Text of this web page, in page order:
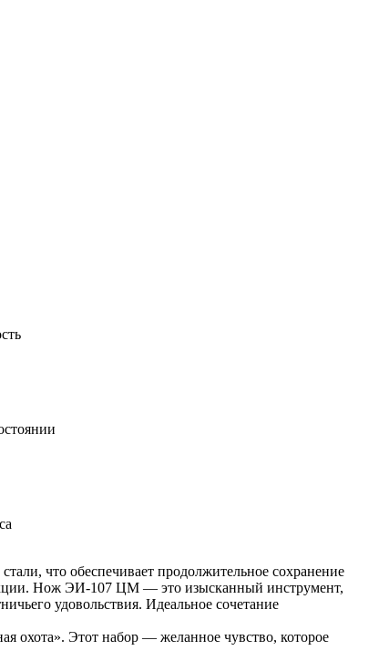
что обеспечивает продолжительное сохранение
Нож ЭИ-107 ЦМ — это изысканный инструмент,
удовольствия. Идеальное сочетание
охота». Этот набор — желанное чувство, которое